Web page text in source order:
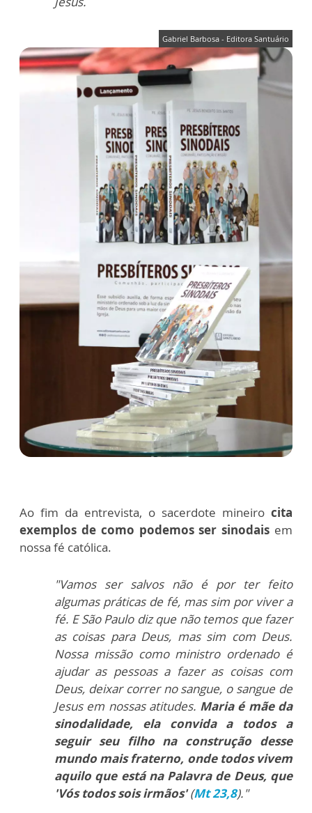
Gabriel Barbosa - Editora Santuário
Ao fim da entrevista, o sacerdote mineiro cita
exemplos de como podemos ser sinodais em
nossa fé católica.
"Vamos ser salvos não é por ter feito
algumas práticas de fé, mas sim por viver a
fé. E São Paulo diz que não temos que fazer
as coisas para Deus, mas sim com Deus.
Nossa missão como ministro ordenado é
ajudar as pessoas a fazer as coisas com
Deus, deixar correr no sangue, o sangue de
Jesus em nossas atitudes. Maria é mãe da
sinodalidade, ela convida a todos a
seguir seu filho na construção desse
mundo mais fraterno, onde todos vivem
aquilo que está na Palavra de Deus, que
'Vós todos sois irmãos'(Mt 23,8)."